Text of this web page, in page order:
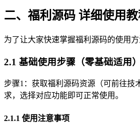
二、福利源码 详细使用
为了让大家快速掌握福利源码的使用
2.1 基础使用步骤（零基础适用）
步骤1：获取福利源码资源（可前往技
求，选择对应功能即可正常使用。
2.1.1 使用注意事项